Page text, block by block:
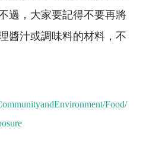
過，大家要記得不要再將
醬汁或調味料的材料，不
Food/